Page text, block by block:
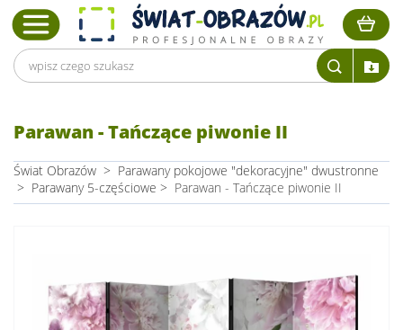
Parawan - Tańczące piwonie II
Świat Obrazów > Parawany pokojowe "dekoracyjne" dwustronne
> Parawany 5-częściowe > Parawan - Tańczące piwonie II